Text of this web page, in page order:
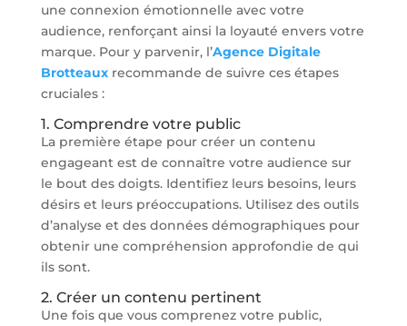
une connexion émotionnelle avec votre
audience, renforçant ainsi la loyauté envers votre
marque. Pour y parvenir, l’Agence Digitale
Brotteauxrecommande de suivre ces étapes
cruciales :
1. Comprendre votre public
La première étape pour créer un contenu
engageant est de connaître votre audience sur
le bout des doigts. Identifiez leurs besoins, leurs
désirs et leurs préoccupations. Utilisez des outils
d’analyse et des données démographiques pour
obtenir une compréhension approfondie de qui
ils sont.
2. Créer un contenu pertinent
Une fois que vous comprenez votre public,